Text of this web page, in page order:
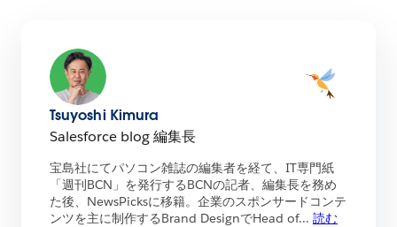
Tsuyoshi Kimura
Salesforce blog 編集長
宝島社にてパソコン雑誌の編集者を経て、IT専門紙
「週刊BCN」を発行するBCNの記者、編集長を務め
た後、NewsPicksに移籍。企業のスポンサードコンテ
ンツを主に制作するBrand DesignでHead of... 読む